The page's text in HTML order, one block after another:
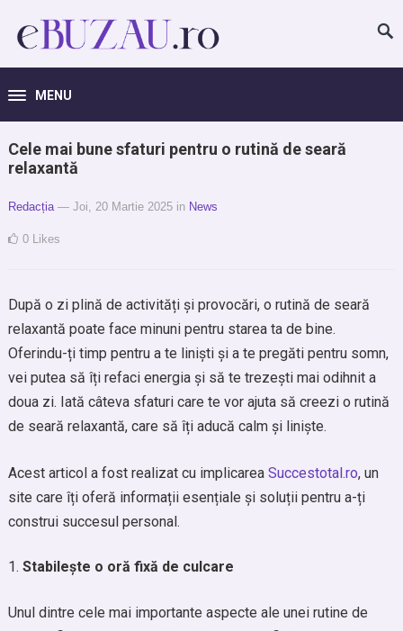
MENU
Cele mai bune sfaturi pentru o rutină de seară
relaxantă
Redacția — Joi, 20 Martie 2025 in News
0 Likes
După o zi plină de activități și provocări, o rutină de seară
relaxantă poate face minuni pentru starea ta de bine.
Oferindu-ți timp pentru a te liniști și a te pregăti pentru somn,
vei putea să îți refaci energia și să te trezești mai odihnit a
doua zi. Iată câteva sfaturi care te vor ajuta să creezi o rutină
de seară relaxantă, care să îți aducă calm și liniște.
Acest articol a fost realizat cu implicarea Succestotal.ro, un
site care îți oferă informații esențiale și soluții pentru a-ți
construi succesul personal.
Stabilește o oră fixă de culcare
Unul dintre cele mai importante aspecte ale unei rutine de